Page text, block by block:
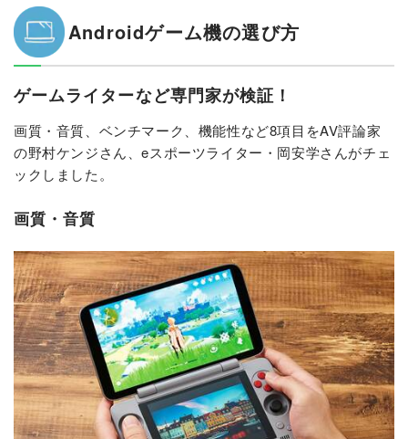
Androidゲーム機の選び方
ゲームライターなど専門家が検証！
画質・音質、ベンチマーク、機能性など8項目をAV評論家
の野村ケンジさん、eスポーツライター・岡安学さんがチェ
ックしました。
画質・音質